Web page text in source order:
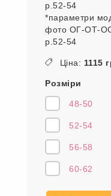
р.52-54
*параметри
фото ОГ-ОТ-
р.52-54
Ціна: 1115
Розміри
48-50
52-54
56-58
60-62